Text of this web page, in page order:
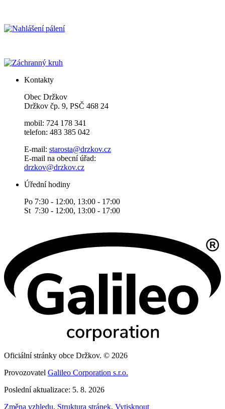
Kontakty
Obec Držkov
Držkov čp. 9, PSČ 468 24
mobil: 724 178 341
telefon: 483 385 042
E-mail: starosta@drzkov.cz
E-mail na obecní úřad:
drzkov@drzkov.cz
Úřední hodiny
Po 7:30 - 12:00, 13:00 - 17:00
St 7:30 - 12:00, 13:00 - 17:00
Oficiální stránky obce Držkov. © 2026
Provozovatel Galileo Corporation s.r.o.
Poslední aktualizace: 5. 8. 2026
Změna vzhledu, Struktura stránek, Vytisknout